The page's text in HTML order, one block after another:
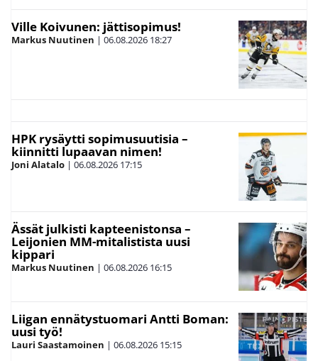
Ville Koivunen: jättisopimus!
Markus Nuutinen | 06.08.2026 18:27
HPK rysäytti sopimusuutisia –
kiinnitti lupaavan nimen!
Joni Alatalo | 06.08.2026 17:15
Ässät julkisti kapteenistonsa –
Leijonien MM-mitalistista uusi
kippari
Markus Nuutinen | 06.08.2026 16:15
Liigan ennätystuomari Antti Boman:
uusi työ!
Lauri Saastamoinen | 06.08.2026 15:15